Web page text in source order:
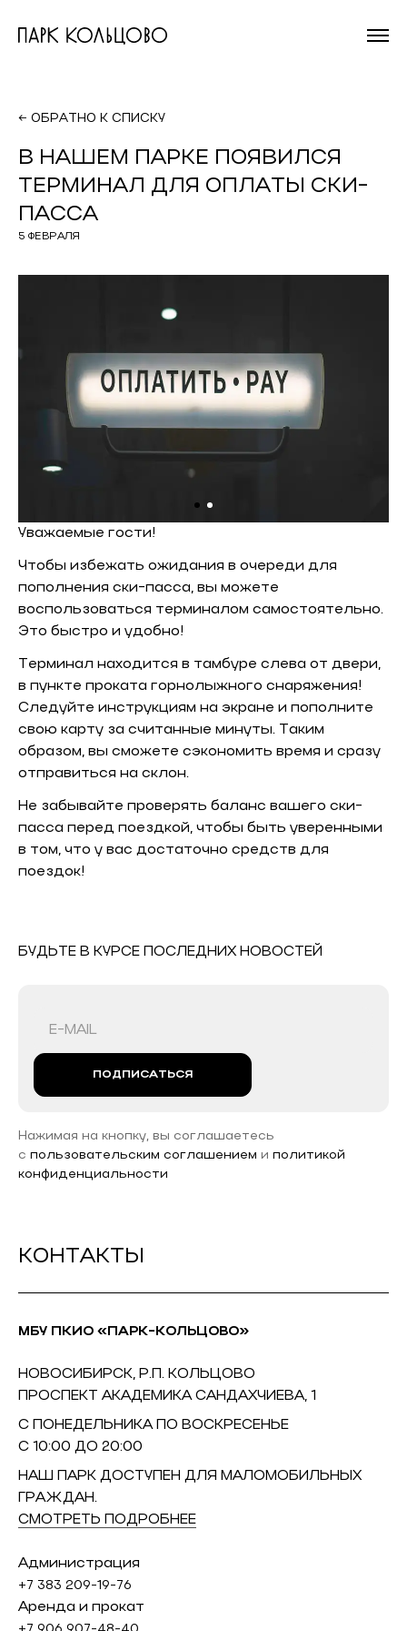
На главную
← ОБРАТНО К СПИСКУ
В НАШЕМ ПАРКЕ ПОЯВИЛСЯ
ТЕРМИНАЛ ДЛЯ ОПЛАТЫ СКИ-
ПАССА
5 ФЕВРАЛЯ
Уважаемые гости!
Чтобы избежать ожидания в очереди для
пополнения ски-пасса, вы можете
воспользоваться терминалом самостоятельно.
Это быстро и удобно!
Терминал находится в тамбуре слева от двери,
в пункте проката горнолыжного снаряжения!
Следуйте инструкциям на экране и пополните
свою карту за считанные минуты. Таким
образом, вы сможете сэкономить время и сразу
отправиться на склон.
Не забывайте проверять баланс вашего ски-
пасса перед поездкой, чтобы быть уверенными
в том, что у вас достаточно средств для
поездок!
БУДЬТЕ В КУРСЕ ПОСЛЕДНИХ НОВОСТЕЙ
ПОДПИСАТЬСЯ
Нажимая на кнопку, вы соглашаетесь
с пользовательским соглашением и политикой
конфиденциальности
КОНТАКТЫ
МБУ ПКИО «ПАРК-КОЛЬЦОВО»
НОВОСИБИРСК, Р.П. КОЛЬЦОВО
ПРОСПЕКТ АКАДЕМИКА САНДАХЧИЕВА, 1
С ПОНЕДЕЛЬНИКА ПО ВОСКРЕСЕНЬЕ
С 10:00 ДО 20:00
НАШ ПАРК ДОСТУПЕН ДЛЯ МАЛОМОБИЛЬНЫХ
ГРАЖДАН.
СМОТРЕТЬ ПОДРОБНЕЕ
Администрация
+7 383 209-19-76
Аренда и прокат